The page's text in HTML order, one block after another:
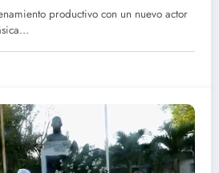
productivo con un nuevo actor